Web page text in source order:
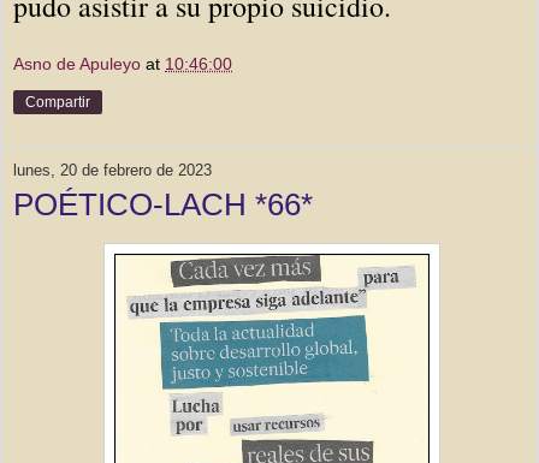
Asno de Apuleyo at 10:46:00
Compartir
lunes, 20 de febrero de 2023
POÉTICO-LACH *66*